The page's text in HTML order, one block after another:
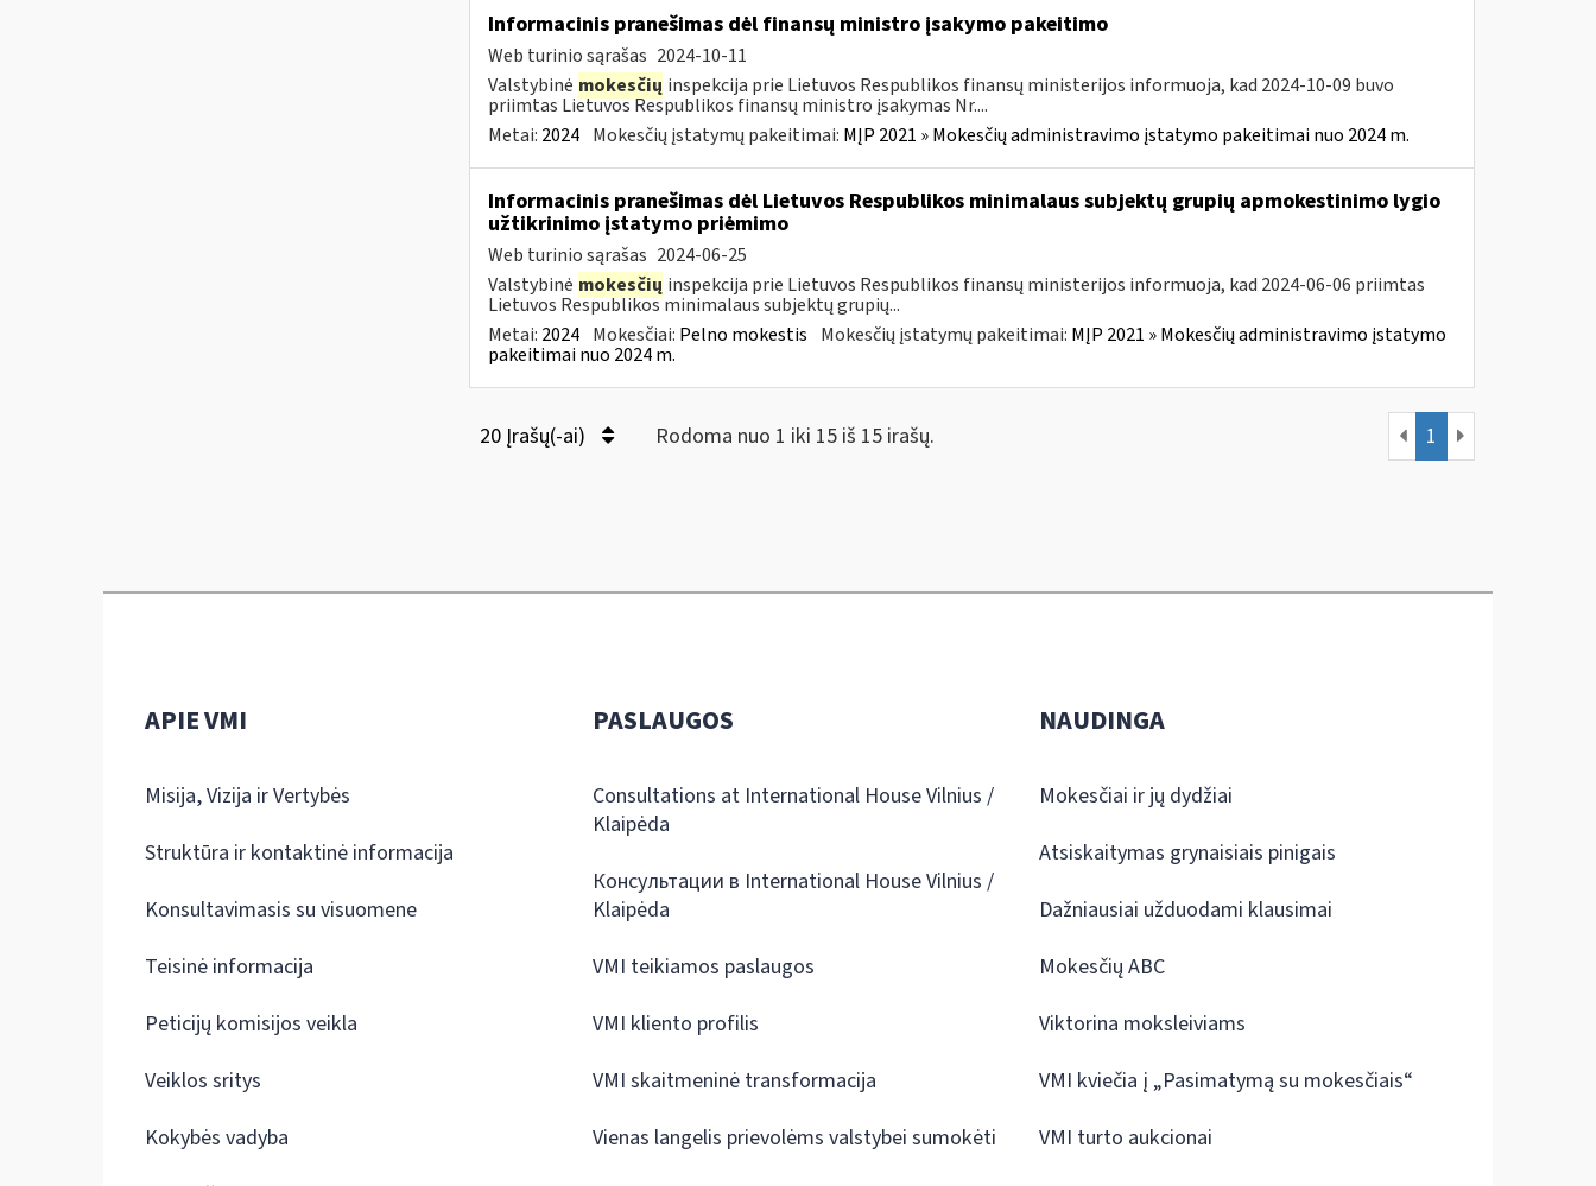
Informacinis pranešimas dėl finansų ministro įsakymo pakeitimo
Web turinio sąrašas 2024-10-11
Valstybinė mokesčių inspekcija prie Lietuvos Respublikos finansų ministerijos informuoja, kad 2024-10-09 buvo
priimtas Lietuvos Respublikos finansų ministro įsakymas Nr....
Metai: 2024 Mokesčių įstatymų pakeitimai: MĮP 2021 » Mokesčių administravimo įstatymo pakeitimai nuo 2024 m.
Informacinis pranešimas dėl Lietuvos Respublikos minimalaus subjektų grupių apmokestinimo lygio
užtikrinimo įstatymo priėmimo
Web turinio sąrašas 2024-06-25
Valstybinė mokesčių inspekcija prie Lietuvos Respublikos finansų ministerijos informuoja, kad 2024-06-06 priimtas
Lietuvos Respublikos minimalaus subjektų grupių...
Metai: 2024 Mokesčiai: Pelno mokestis Mokesčių įstatymų pakeitimai: MĮP 2021 » Mokesčių administravimo įstatymo
pakeitimai nuo 2024 m.
20 Įrašų(-ai) Rodoma nuo 1 iki 15 iš 15 irašų. 1
APIE VMI
Misija, Vizija ir Vertybės
Struktūra ir kontaktinė informacija
Konsultavimasis su visuomene
Teisinė informacija
Peticijų komisijos veikla
Veiklos sritys
Kokybės vadyba
PASLAUGOS
Consultations at International House Vilnius /
Klaipėda
Консультации в International House Vilnius /
Klaipėda
VMI teikiamos paslaugos
VMI kliento profilis
VMI skaitmeninė transformacija
Vienas langelis prievolėms valstybei sumokėti
NAUDINGA
Mokesčiai ir jų dydžiai
Atsiskaitymas grynaisiais pinigais
Dažniausiai užduodami klausimai
Mokesčių ABC
Viktorina moksleiviams
VMI kviečia į „Pasimatymą su mokesčiais“
VMI turto aukcionai